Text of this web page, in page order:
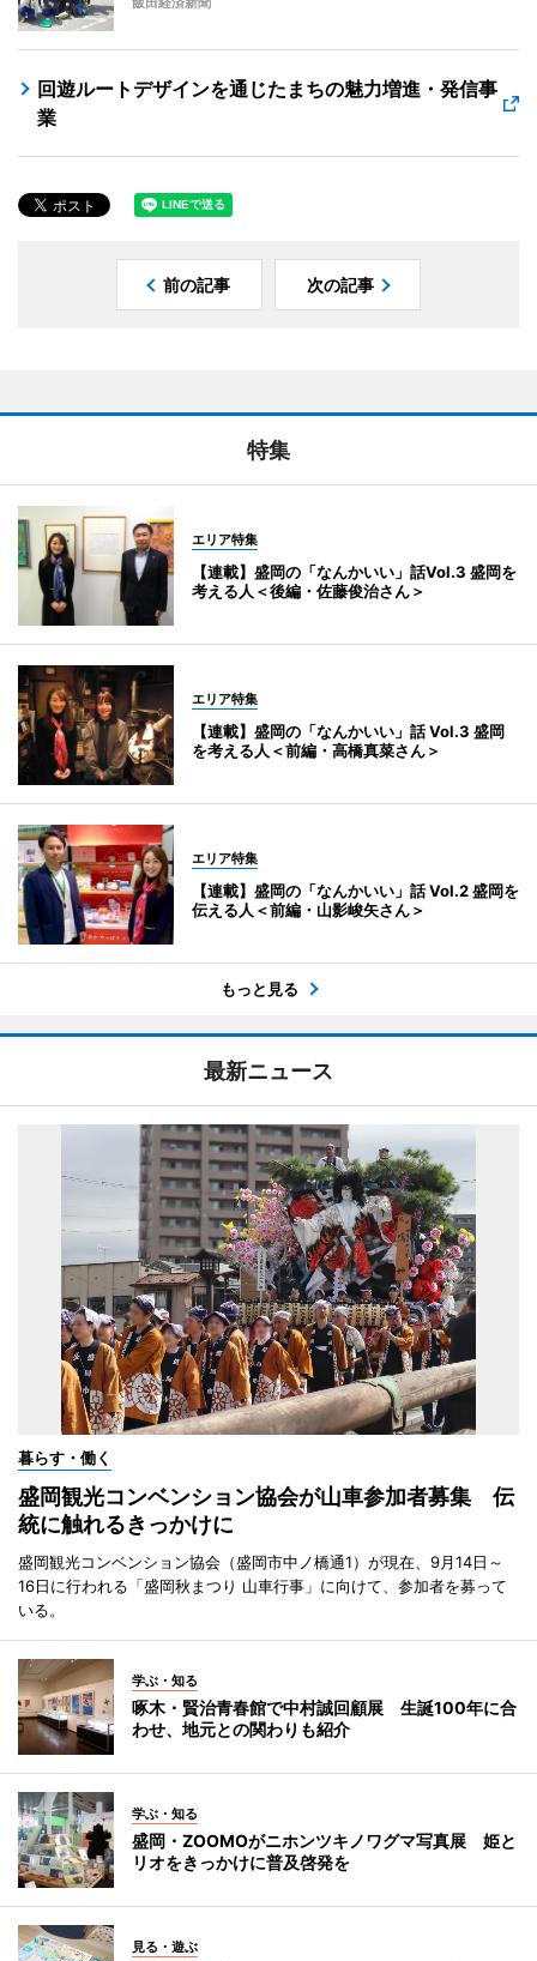
回遊ルートデザインを通じたまちの魅力増進・発信事
業
前の記事 次の記事
特集
エリア特集
【連載】盛岡の「なんかいい」話Vol.3 盛岡を
考える人＜後編・佐藤俊治さん＞
エリア特集
【連載】盛岡の「なんかいい」話 Vol.3 盛岡
を考える人＜前編・高橋真菜さん＞
エリア特集
【連載】盛岡の「なんかいい」話 Vol.2 盛岡を
伝える人＜前編・山影峻矢さん＞
もっと見る
最新ニュース
暮らす・働く
盛岡観光コンベンション協会が山車参加者募集 伝
統に触れるきっかけに
盛岡観光コンベンション協会（盛岡市中ノ橋通1）が現在、9月14日～
16日に行われる「盛岡秋まつり 山車行事」に向けて、参加者を募って
いる。
学ぶ・知る
啄木・賢治青春館で中村誠回顧展 生誕100年に合
わせ、地元との関わりも紹介
学ぶ・知る
盛岡・ZOOMOがニホンツキノワグマ写真展 姫と
リオをきっかけに普及啓発を
見る・遊ぶ